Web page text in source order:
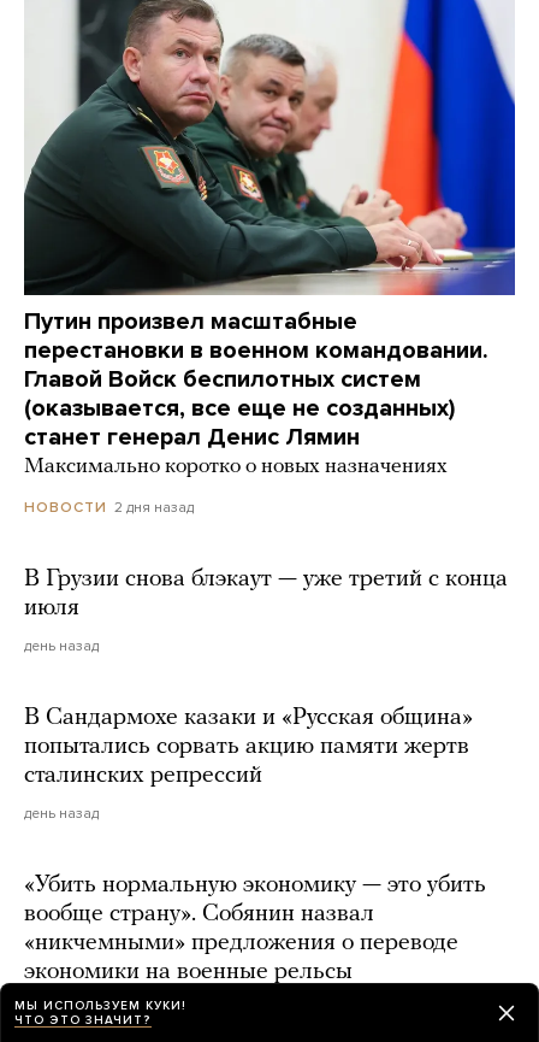
Путин произвел масштабные
перестановки в военном командовании.
Главой Войск беспилотных систем
(оказывается, все еще не созданных)
станет генерал Денис Лямин
Максимально коротко о новых назначениях
НОВОСТИ 2 дня назад
В Грузии снова блэкаут — уже третий с конца
июля
день назад
В Сандармохе казаки и «Русская община»
попытались сорвать акцию памяти жертв
сталинских репрессий
день назад
«Убить нормальную экономику — это убить
вообще страну». Собянин назвал
«никчемными» предложения о переводе
экономики на военные рельсы
2 дня назад
МЫ ИСПОЛЬЗУЕМ КУКИ!
ЧТО ЭТО ЗНАЧИТ?